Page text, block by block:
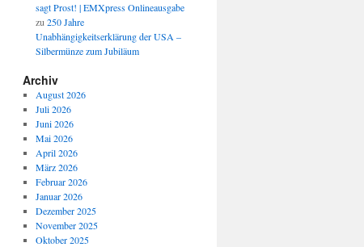
sagt Prost! | EMXpress Onlineausgabe
zu 250 Jahre
Unabhängigkeitserklärung der USA –
Silbermünze zum Jubiläum
Archiv
August 2026
Juli 2026
Juni 2026
Mai 2026
April 2026
März 2026
Februar 2026
Januar 2026
Dezember 2025
November 2025
Oktober 2025